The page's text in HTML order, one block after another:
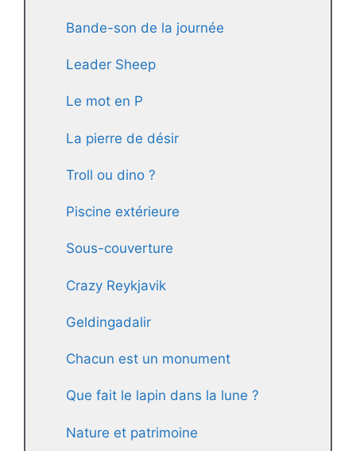
Bande-son de la journée
Leader Sheep
Le mot en P
La pierre de désir
Troll ou dino ?
Piscine extérieure
Sous-couverture
Crazy Reykjavik
Geldingadalir
Chacun est un monument
Que fait le lapin dans la lune ?
Nature et patrimoine